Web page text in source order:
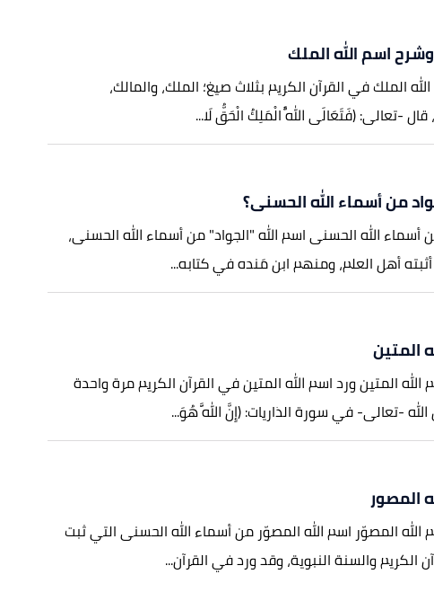
​اسم الله الملك
الملك في القرآن الكريم بثلاث صيغ؛ الملك، والمالك،
قال -تعالى: (فَتَعَالَى اللَّهُ الْمَلِكُ الْحَقُّ لَا...
من أسماء الله الحسنى؟
أسماء الله الحسنى اسم الله "الجواد" من أسماء الله الحسنى،
أهل العلم، ومنهم ابن مَنده في كتابه...
المتين
الله المتين ورد اسم الله المتين في القرآن الكريم مرة واحدة
-تعالى- في سورة الذاريات: (إِنَّ اللَّهَ هُوَ...
المصور
الله المصوّر اسم الله المصوّر من أسماء الله الحسنى التي ثبت
الكريم والسنة النبوية، وقد ورد في القرآن...